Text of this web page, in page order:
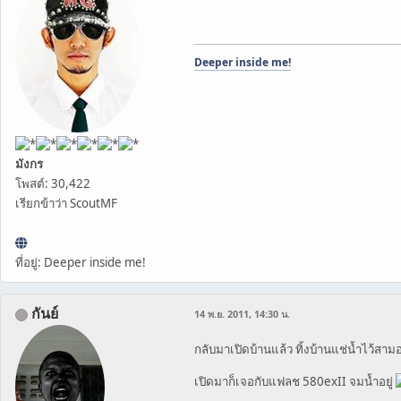
มังกร
โพสต์: 30,422
เรียกข้าว่า ScoutMF
ที่อยู่: Deeper inside me!
Deeper inside me!
กันย์ 14 พ.ย. 2011, 14:30 น.
กลับมาเปิดบ้านแล้ว ทิ้งบ้านแช่น้ำไว้สาม
เปิดมาก็เจอกับแฟลช 580exII จมน้ำอยู่